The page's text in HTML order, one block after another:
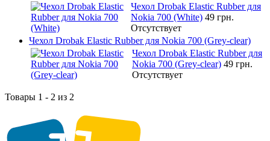
Чехол Drobak Elastic Rubber для
Nokia 700 (White) 49 грн.
Отсутствует
Чехол Drobak Elastic Rubber для Nokia 700 (Grey-clear)
Чехол Drobak Elastic Rubber для
Nokia 700 (Grey-clear) 49 грн.
Отсутствует
Товары 1 - 2 из 2